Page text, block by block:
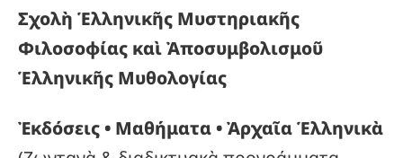
Σχολὴ Ἑλληνικῆς Μυστηριακῆς
Φιλοσοφίας καὶ Ἀποσυμβολισμοῦ
Ἑλληνικῆς Μυθολογίας
Ἐκδόσεις • Μαθήματα • Ἀρχαῖα Ἑλληνικὰ